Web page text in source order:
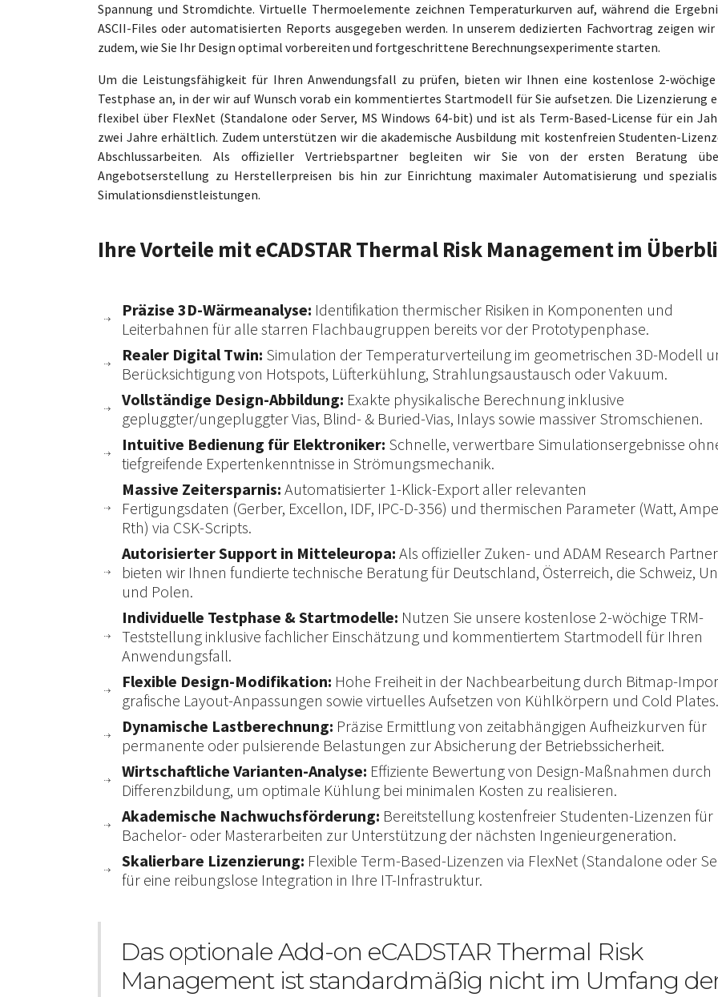
Spannung und Stromdichte. Virtuelle Thermoelemente zeichnen Temperaturkurven auf, während die
ASCII-Files oder automatisierten Reports ausgegeben werden. In unserem dedizierten Fachvortrag zeigen
zudem, wie Sie Ihr Design optimal vorbereiten und fortgeschrittene Berechnungsexperimente starten.
Um die Leistungsfähigkeit für Ihren Anwendungsfall zu prüfen, bieten wir Ihnen eine kostenlose 2-wöchige
Testphase an, in der wir auf Wunsch vorab ein kommentiertes Startmodell für Sie aufsetzen. Die Lizenzierung
flexibel über FlexNet (Standalone oder Server, MS Windows 64-bit) und ist als Term-Based-License für ein
zwei Jahre erhältlich. Zudem unterstützen wir die akademische Ausbildung mit kostenfreien Studenten-
Abschlussarbeiten. Als offizieller Vertriebspartner begleiten wir Sie von der ersten Beratung
Angebotserstellung zu Herstellerpreisen bis hin zur Einrichtung maximaler Automatisierung und
Simulationsdienstleistungen.
Ihre Vorteile mit eCADSTAR Thermal Risk Management im
Präzise 3D-Wärmeanalyse: Identifikation thermischer Risiken in Komponenten und
Leiterbahnen für alle starren Flachbaugruppen bereits vor der Prototypenphase.
Realer Digital Twin: Simulation der Temperaturverteilung im geometrischen 3D-Modell
Berücksichtigung von Hotspots, Lüfterkühlung, Strahlungsaustausch oder Vakuum.
Vollständige Design-Abbildung: Exakte physikalische Berechnung inklusive
gepluggter/ungepluggter Vias, Blind- & Buried-Vias, Inlays sowie massiver Stromschienen.
Intuitive Bedienung für Elektroniker: Schnelle, verwertbare Simulationsergebnisse
tiefgreifende Expertenkenntnisse in Strömungsmechanik.
Massive Zeitersparnis: Automatisierter 1-Klick-Export aller relevanten
Fertigungsdaten (Gerber, Excellon, IDF, IPC-D-356) und thermischen Parameter (Watt,
Rth) via CSK-Scripts.
Autorisierter Support in Mitteleuropa: Als offizieller Zuken- und ADAM Research Partner
bieten wir Ihnen fundierte technische Beratung für Deutschland, Österreich, die Schweiz,
und Polen.
Individuelle Testphase & Startmodelle: Nutzen Sie unsere kostenlose 2-wöchige TRM-
Teststellung inklusive fachlicher Einschätzung und kommentiertem Startmodell für Ihren
Anwendungsfall.
Flexible Design-Modifikation: Hohe Freiheit in der Nachbearbeitung durch Bitmap-
grafische Layout-Anpassungen sowie virtuelles Aufsetzen von Kühlkörpern und Cold Plates.
Dynamische Lastberechnung: Präzise Ermittlung von zeitabhängigen Aufheizkurven für
permanente oder pulsierende Belastungen zur Absicherung der Betriebssicherheit.
Wirtschaftliche Varianten-Analyse: Effiziente Bewertung von Design-Maßnahmen durch
Differenzbildung, um optimale Kühlung bei minimalen Kosten zu realisieren.
Akademische Nachwuchsförderung: Bereitstellung kostenfreier Studenten-Lizenzen für
Bachelor- oder Masterarbeiten zur Unterstützung der nächsten Ingenieurgeneration.
Skalierbare Lizenzierung: Flexible Term-Based-Lizenzen via FlexNet (Standalone oder
für eine reibungslose Integration in Ihre IT-Infrastruktur.
Das optionale Add-on eCADSTAR Thermal Risk
Management ist standardmäßig nicht im Umfang